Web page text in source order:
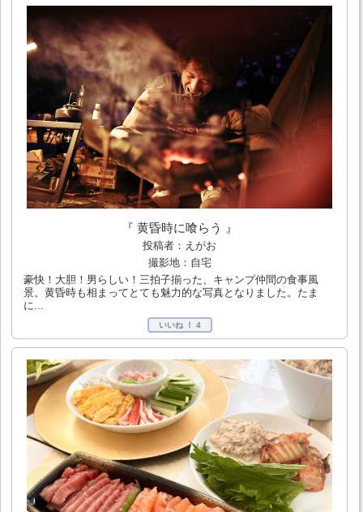
『 黄昏時に喰らう 』
投稿者：えがお
撮影地：自宅
豪快！大胆！男らしい！三拍子揃った、キャンプ仲間の食事風
景。黄昏時も相まってとても魅力的な写真となりました。たま
に...
いいね ！ 4